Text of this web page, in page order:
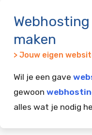
maken
> Jouw eigen
Wil je een gave
gewoon
alles wat je nodig